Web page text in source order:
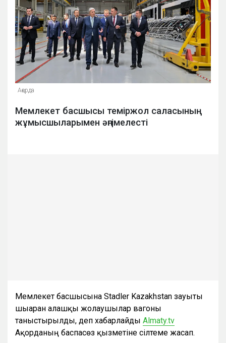
Ақорда
Мемлекет басшысы теміржол саласының
жұмысшыларымен әңгімелесті
Мемлекет басшысына Stadler Kazakhstan зауыты
шығарған алғашқы жолаушылар вагоны
таныстырылды, деп хабарлайды Аlmaty.tv
Ақорданың баспасөз қызметіне сілтеме жасап.